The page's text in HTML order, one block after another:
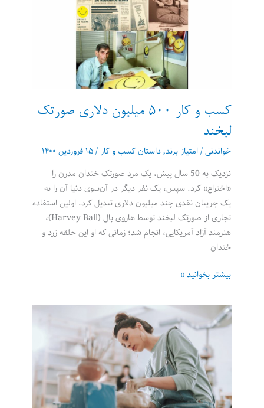
کسب و کار 500 میلیون دلاری صورتک
لبخند
خواندنی/امتیاز برند,داستان کسب و کار /۱۵ فروردین ۱۴۰۰
نزدیک به 50 سال پیش، یک مرد صورتک خندان مدرن را
«اختراع» کرد. سپس، یک نفر دیگر در آن‌سوی دنیا آن را به
یک جریبان نقدی چند میلیون دلاری تبدیل کرد. اولین استفاده
تجاری از صورتک لبخند توسط هاروی بال (Harvey Ball)،
هنرمند آزاد آمریکایی، انجام شد؛ زمانی که او این حلقه زرد و
خندان
کسب
کار
500
میلیون
دلاری
صورتک
لبخند
بیشتر بخوانید »